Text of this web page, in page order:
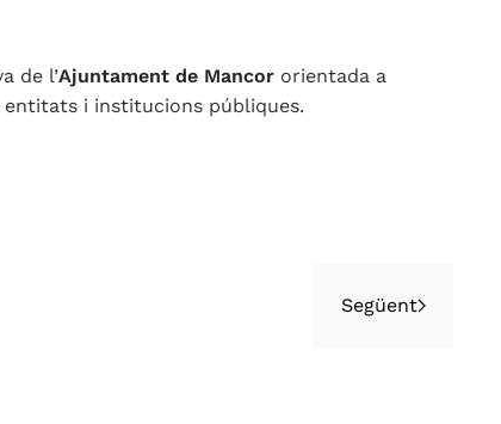
de l’Ajuntament de Mancor orientada a
i institucions públiques.
Següent